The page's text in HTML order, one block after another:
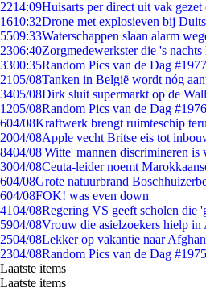
2214:09Huisarts per direct uit vak
1610:32Drone met explosieven bij
5509:33Waterschappen slaan alarm
2306:40Zorgmedewerkster die 's
3300:35Random Pics van de Dag #1977
2105/08Tanken in België wordt nóg
3405/08Dirk sluit supermarkt op de
1205/08Random Pics van de Dag #1976
604/08Kraftwerk brengt ruimteschip
2004/08Apple vecht Britse eis tot
8404/08'Witte' mannen discrimineren is
3004/08Ceuta-leider noemt
604/08Grote natuurbrand
604/08FOK! was even down
4104/08Regering VS geeft scholen die
5904/08Vrouw die asielzoekers hielp in
2504/08Lekker op vakantie naar
2304/08Random Pics van de Dag #1975
Laatste items
Laatste items